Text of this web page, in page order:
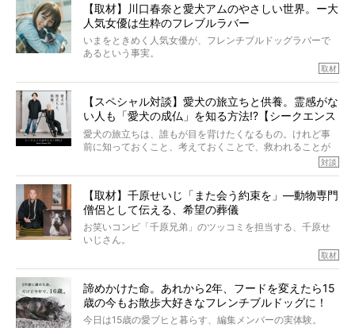
カエピソードが次から次へと飛び出しました。
【取材】川口春奈と愛犬アムのやさしい世界。ー大
人気女優は生粋のフレブルラバー
いまをときめく人気女優が、フレンチブルドッグラバーで
あるという事実。
とりを目の当たりにするほどに、そのフレンチブルドッグ
愛がわたしたちのそれとまったく同じであることに、なん
だかうれしくなってしまったのでした。
春奈さんとアムちゃんのすてきな暮らしを、BUHI編集長の
小西がいつくしみながら、切り取らせていただきます。
取材
【スペシャル対談】愛犬の旅立ちと供養。霊感がな
い人も「愛犬の成仏」を知る方法!?【シークエンス
はやとも×PELI】
愛犬の旅立ちは、誰もが目を背けたくなるもの。けれど事
前に知っておくこと、考えておくことで、救われることが
力をもつお笑い芸人「シークエンスはやとも」さんに、愛
犬の旅立ちや供養についてインタビュー。
インタビュアー兼対談相手は、大の犬好きで心霊分野の知
識にも長けているPELIさん。
「愛犬が旅立ったあと、ベッドやおもちゃはどうすればい
くれる？」
さらには、霊感がない人でも愛犬が成仏したことを知る方
法まで。
対談
【取材】千原せいじ「また会う約束を」―動物専門
僧侶として伝える、希望の葬儀
お笑いコンビ「千原兄弟」のツッコミを担当する、千原せ
いじさん。
た。
僧侶としての名は「靖賢（せいけん）」。
当時54歳という年齢にして、なぜ動物専門僧侶という道を
取材
諦めかけた命。あれから2年、フードを変えたら15
歳の今もお散歩大好きなフレンチブルドッグに！
今日は15歳の愛ブヒと暮らす、編集メンバーの実体験。